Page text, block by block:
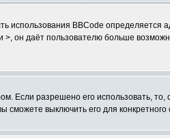
использования BBCode
>, он даёт пользователю больше
Если разрешено его использовать, то,
сможете выключить его для